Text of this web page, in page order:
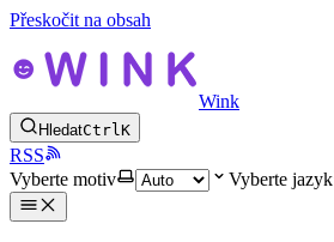
Přeskočit na obsah
Wink
HledatCtrlK
RSS
Vyberte motiv
Vyberte jazyk